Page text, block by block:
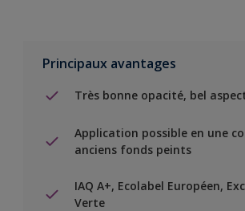
Principaux avantages
Très bonne opacité, bel
Application possible en une
anciens fonds peints
IAQ A+, Ecolabel Européen,
Verte